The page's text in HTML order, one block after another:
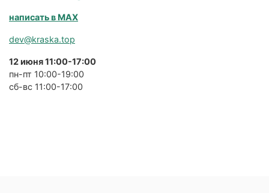
написать в MAX
dev@kraska.top
12 июня 11:00-17:00
пн-пт 10:00-19:00
сб-вс 11:00-17:00